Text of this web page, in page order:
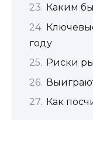
Каким
году
Риски
Как